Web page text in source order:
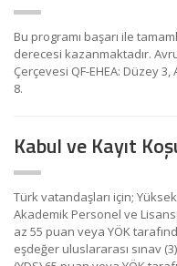
Bu programı başarı ile
derecesi kazanmaktadır.
Çerçevesi QF-EHEA: Düzey
8.
Kabul ve Kayıt
Türk vatandaşları için;
Akademik Personel ve
az 55 puan veya YÖK
eşdeğer uluslararası sınav